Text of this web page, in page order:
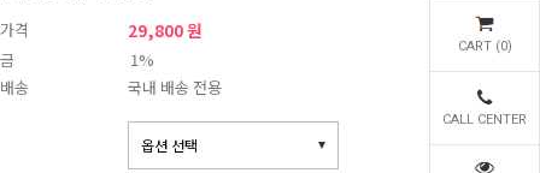
CART (0)
CALL CENTER
격 29,800 원
1%
송
국내 배송 전용